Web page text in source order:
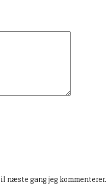
næste gang jeg kommenterer.